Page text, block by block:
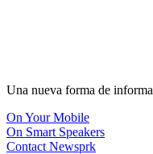
Una nueva forma de
On Your Mobile
On Smart Speakers
Contact Newsprk